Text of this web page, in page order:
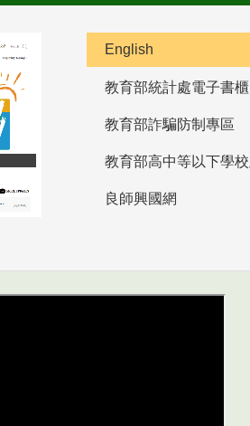
English
教育部統計處電子書櫃
教育部詐騙防制專區
良師興國網